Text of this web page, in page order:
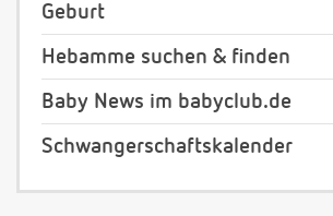
Geburt
Hebamme suchen & finden
Baby News im babyclub.de
Schwangerschaftskalender